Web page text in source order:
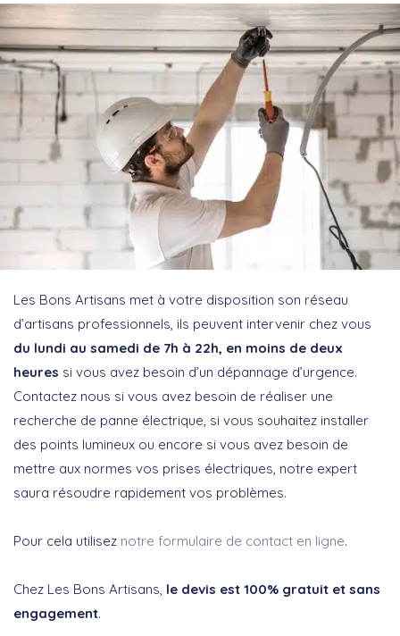
Les Bons Artisans met à votre disposition son réseau
d’artisans professionnels, ils peuvent intervenir chez vous
du lundi au samedi de 7h à 22h, en moins de deux
heures si vous avez besoin d’un dépannage d’urgence.
Contactez nous si vous avez besoin de réaliser une
recherche de panne électrique, si vous souhaitez installer
des points lumineux ou encore si vous avez besoin de
mettre aux normes vos prises électriques, notre expert
saura résoudre rapidement vos problèmes.
Pour cela utilisez notre formulaire de contact en ligne.
Chez Les Bons Artisans, le devis est 100% gratuit et sans
engagement.